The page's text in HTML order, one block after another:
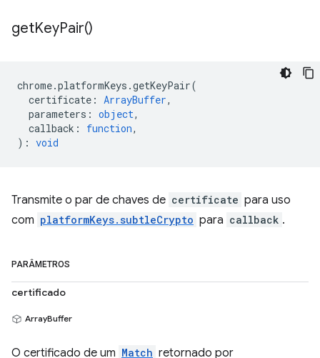
getKeyPair()
chrome.platformKeys .getKeyPair(
certificate : ArrayBuffer,
parameters : object,
callback : function,
) : void
Transmite o par de chaves de certificate para uso
com platformKeys.subtleCrypto para callback .
PARÂMETROS
certificado
ArrayBuffer
O certificado de um Match retornado por